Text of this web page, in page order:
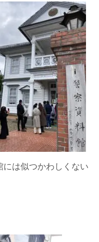
は似つかわしくない